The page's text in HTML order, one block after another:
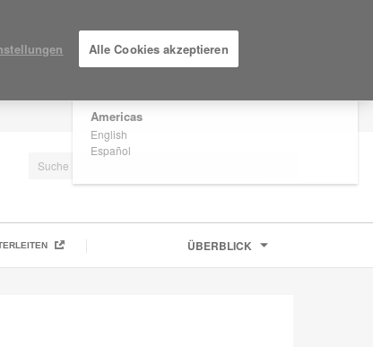
Are you in United States?
Americas
English
Español
ÜBERBLICK
Alle Cookies akzeptieren